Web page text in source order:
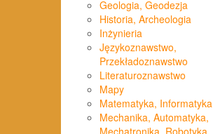
Geologia, Geodezja
Historia, Archeologia
Inżynieria
Językoznawstwo,
Przekładoznawstwo
Literaturoznawstwo
Mapy
Matematyka, Informatyka
Mechanika, Automatyka,